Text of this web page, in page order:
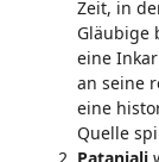
Zeit, in
Gläubige
eine
an seine
eine
Quelle
Patanjali